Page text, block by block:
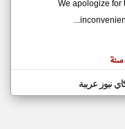
من موريتانيا
على مدار الساعة
العاجلة والمباشرة
We apologize for
سنة
نيوز عربية